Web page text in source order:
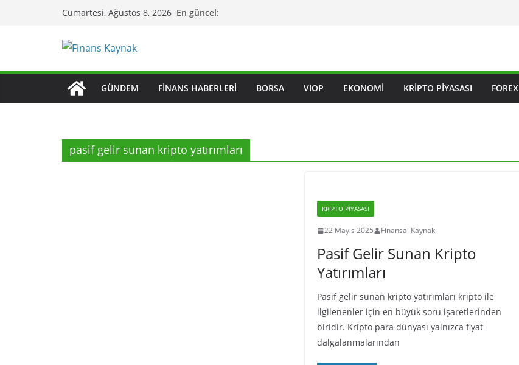
Cumartesi, Ağustos 8, 2026 En güncel:
GÜNDEM FINANS HABERLERI BORSA VIOP EKONOMI KRIPTO PIYASASI FOREX
pasif gelir sunan kripto yatırımları
KRIPTO PIYASASI
22 Mayıs 2025 Finansal Kaynak
Pasif Gelir Sunan Kripto
Yatırımları
Pasif gelir sunan kripto yatırımları kripto ile
ilgilenenler için en büyük soru işaretlerinden
biridir. Kripto para dünyası yalnızca fiyat
dalgalanmalarından